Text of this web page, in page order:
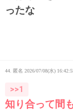
ったな
44. 匿名 2026/07/08(水)
>>1
知り合って間